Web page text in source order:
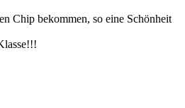
Chip bekommen, so eine Schönheit